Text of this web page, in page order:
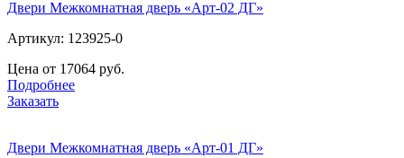
Двери Межкомнатная дверь «Арт-02 ДГ»
Артикул: 123925-0
Цена от 17064 руб.
Подробнее
Заказать
Двери Межкомнатная дверь «Арт-01 ДГ»